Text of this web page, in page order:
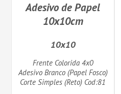
Adesivo de Papel
10x10cm
10x10
Frente Colorida 4x0
Adesivo Branco (Papel Fosco)
Corte Simples (Reto) Cod:81